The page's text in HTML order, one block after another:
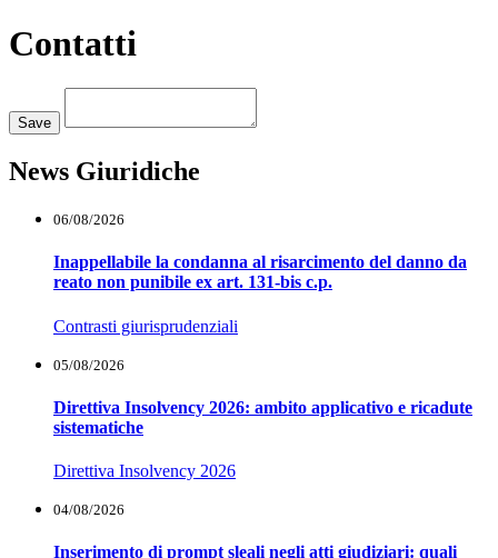
Contatti
Save
News Giuridiche
06/08/2026
Inappellabile la condanna al risarcimento del danno da
reato non punibile ex art. 131-bis c.p.
Contrasti giurisprudenziali
05/08/2026
Direttiva Insolvency 2026: ambito applicativo e ricadute
sistematiche
Direttiva Insolvency 2026
04/08/2026
Inserimento di prompt sleali negli atti giudiziari: quali